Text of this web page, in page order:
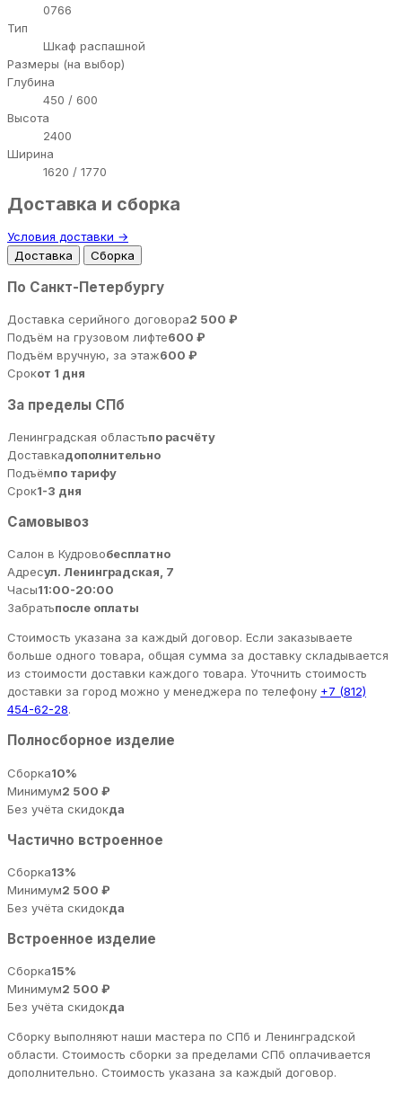
0766
Тип
Шкаф распашной
Размеры (на выбор)
Глубина
450 / 600
Высота
2400
Ширина
1620 / 1770
Доставка и сборка
Условия доставки →
Доставка
Сборка
По Санкт-Петербургу
Доставка серийного договора2 500 ₽
Подъём на грузовом лифте600 ₽
Подъём вручную, за этаж600 ₽
Срокот 1 дня
За пределы СПб
Ленинградская областьпо расчёту
Доставкадополнительно
Подъёмпо тарифу
Срок1-3 дня
Самовывоз
Салон в Кудровобесплатно
Адресул. Ленинградская, 7
Часы11:00-20:00
Забратьпосле оплаты
Стоимость указана за каждый договор. Если заказываете
больше одного товара, общая сумма за доставку складывается
из стоимости доставки каждого товара. Уточнить стоимость
доставки за город можно у менеджера по телефону +7 (812)
454-62-28.
Полносборное изделие
Сборка10%
Минимум2 500 ₽
Без учёта скидокда
Частично встроенное
Сборка13%
Минимум2 500 ₽
Без учёта скидокда
Встроенное изделие
Сборка15%
Минимум2 500 ₽
Без учёта скидокда
Сборку выполняют наши мастера по СПб и Ленинградской
области. Стоимость сборки за пределами СПб оплачивается
дополнительно. Стоимость указана за каждый договор.